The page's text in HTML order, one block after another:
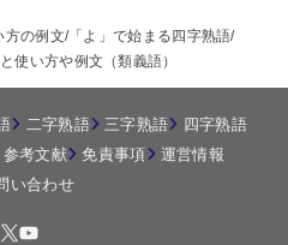
方の例文 「よ」で始まる四字熟語
使い方や例文（類義語）
二字熟語 三字熟語
四字熟語
参考文献 免責事項
運営情報
い合わせ